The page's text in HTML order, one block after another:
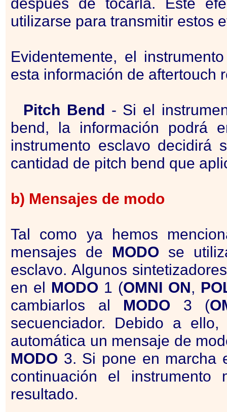
utilizarse para transmitir estos
Evidentemente, el
esta información de aftertouch
Pitch Bend - Si el
bend, la información podrá
instrumento esclavo
cantidad de pitch bend que
b) Mensajes de modo
Tal como ya hemos
mensajes de MODO se
esclavo. Algunos
en el MODO 1 (OMNI ON,
cambiarlos al MODO 3 (
secuenciador. Debido a
automática un mensaje de
MODO 3. Si pone en marcha
continuación el instrumento
resultado.